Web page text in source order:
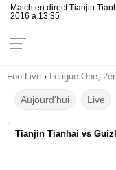
Match en direct Tianjin
2016 à 13:35
FootLive › League One,
Aujourd'hui Live
Tianjin Tianhai vs